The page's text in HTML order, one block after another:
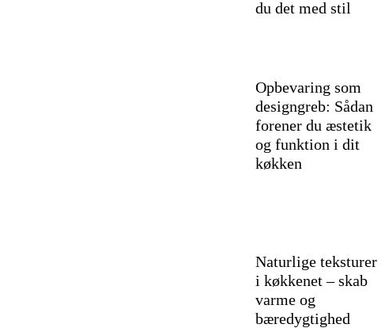
du det med stil
Opbevaring som
designgreb: Sådan
forener du æstetik
og funktion i dit
køkken
Naturlige teksturer
i køkkenet – skab
varme og
bæredygtighed